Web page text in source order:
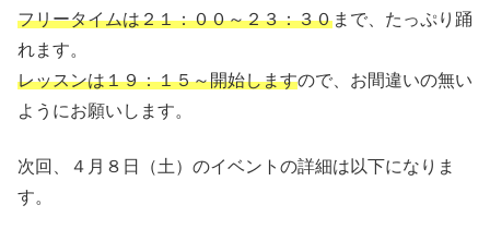
フリータイムは２１：００～２３：３０まで、たっぷり踊
れます。
レッスンは１９：１５～開始しますので、お間違いの無い
ようにお願いします。
次回、４月８日（土）のイベントの詳細は以下になりま
す。